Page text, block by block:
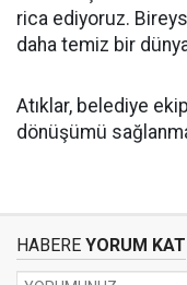
rica ediyoruz.
daha temiz bir
Atıklar, belediye
dönüşümü
HABERE YORUM KAT